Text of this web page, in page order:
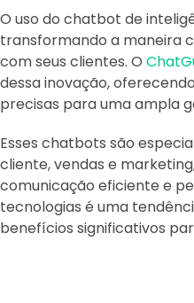
O uso do chatbot de
transformando a maneira
com seus clientes. O
dessa inovação,
precisas para uma ampla
Esses chatbots são
cliente, vendas e
comunicação eficiente e
tecnologias é uma
benefícios significativos